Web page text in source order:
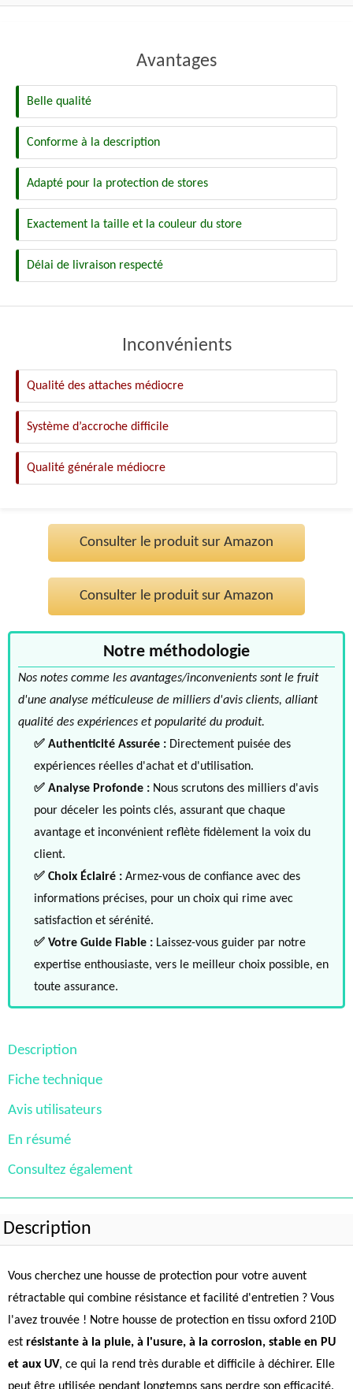
Avantages
Belle qualité
Conforme à la description
Adapté pour la protection de stores
Exactement la taille et la couleur du store
Délai de livraison respecté
Inconvénients
Qualité des attaches médiocre
Système d’accroche difficile
Qualité générale médiocre
Consulter le produit sur Amazon
Consulter le produit sur Amazon
Notre méthodologie
Nos notes comme les avantages/inconvenients sont le fruit
d'une analyse méticuleuse de milliers d'avis clients, alliant
qualité des expériences et popularité du produit.
✅ Authenticité Assurée : Directement puisée des
expériences réelles d'achat et d'utilisation.
✅ Analyse Profonde : Nous scrutons des milliers d'avis
pour déceler les points clés, assurant que chaque
avantage et inconvénient reflète fidèlement la voix du
client.
✅ Choix Éclairé : Armez-vous de confiance avec des
informations précises, pour un choix qui rime avec
satisfaction et sérénité.
✅ Votre Guide Fiable : Laissez-vous guider par notre
expertise enthousiaste, vers le meilleur choix possible, en
toute assurance.
Description
Fiche technique
Avis utilisateurs
En résumé
Consultez également
Description
Vous cherchez une housse de protection pour votre auvent
rétractable qui combine résistance et facilité d'entretien ? Vous
l'avez trouvée ! Notre housse de protection en tissu oxford 210D
est résistante à la pluie, à l'usure, à la corrosion, stable en PU
et aux UV, ce qui la rend très durable et difficile à déchirer. Elle